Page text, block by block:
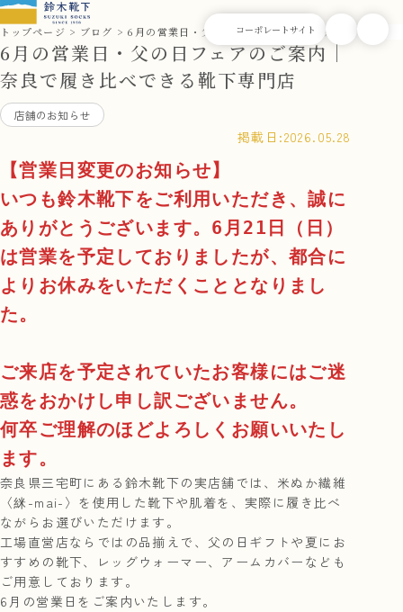
トップページ ブログ 6月の営業日・父の日フェアのご案内｜奈良で履き比
6月の営業日・父の日フェアのご案内｜
奈良で履き比べできる靴下専門店
店舗のお知らせ
掲載日:2026.05.28
【営業日変更のお知らせ】
いつも鈴木靴下をご利用いただき、誠に
ありがとうございます。6月21日（日）
は営業を予定しておりましたが、都合に
よりお休みをいただくこととなりまし
た。
ご来店を予定されていたお客様にはご迷
惑をおかけし申し訳ございません。
何卒ご理解のほどよろしくお願いいたし
ます。
奈良県三宅町にある鈴木靴下の実店舗では、米ぬか繊維
〈䋛-mai-〉を使用した靴下や肌着を、実際に履き比べ
ながらお選びいただけます。
工場直営店ならではの品揃えで、父の日ギフトや夏にお
すすめの靴下、レッグウォーマー、アームカバーなども
ご用意しております。
6月の営業日をご案内いたします。